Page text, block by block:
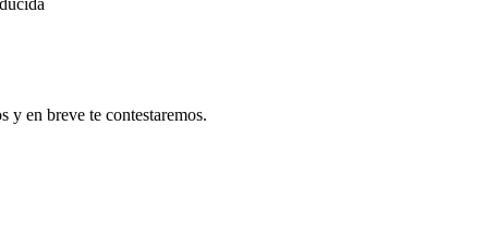
y en breve te contestaremos.